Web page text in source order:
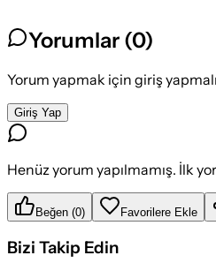
Yorumlar (0)
Yorum yapmak için giriş
Giriş Yap
Henüz yorum yapılmamış. İlk
Beğen (0) Favorilere Ekle
Bizi Takip Edin